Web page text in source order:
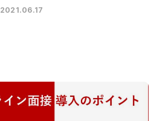
2021.06.17